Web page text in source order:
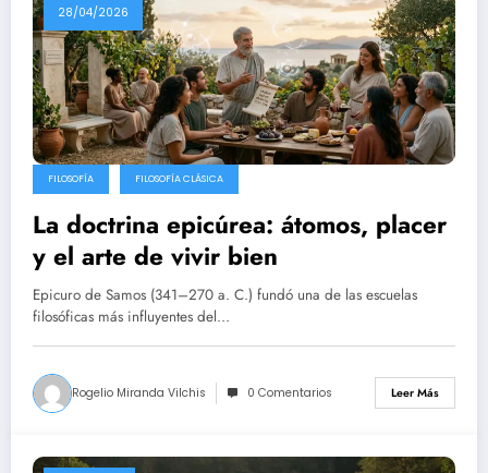
28/04/2026
FILOSOFÍA FILOSOFÍA CLÁSICA
La doctrina epicúrea: átomos, placer
y el arte de vivir bien
Epicuro de Samos (341–270 a. C.) fundó una de las escuelas
filosóficas más influyentes del…
Rogelio Miranda Vilchis 0 Comentarios Leer Más